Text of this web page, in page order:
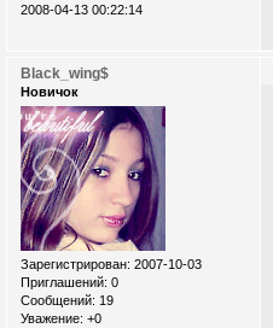
2008-04-13 00:22:14
Black_wing$
Новичок
Зарегистрирован: 2007-10-03
Приглашений: 0
Сообщений: 19
Уважение: +0